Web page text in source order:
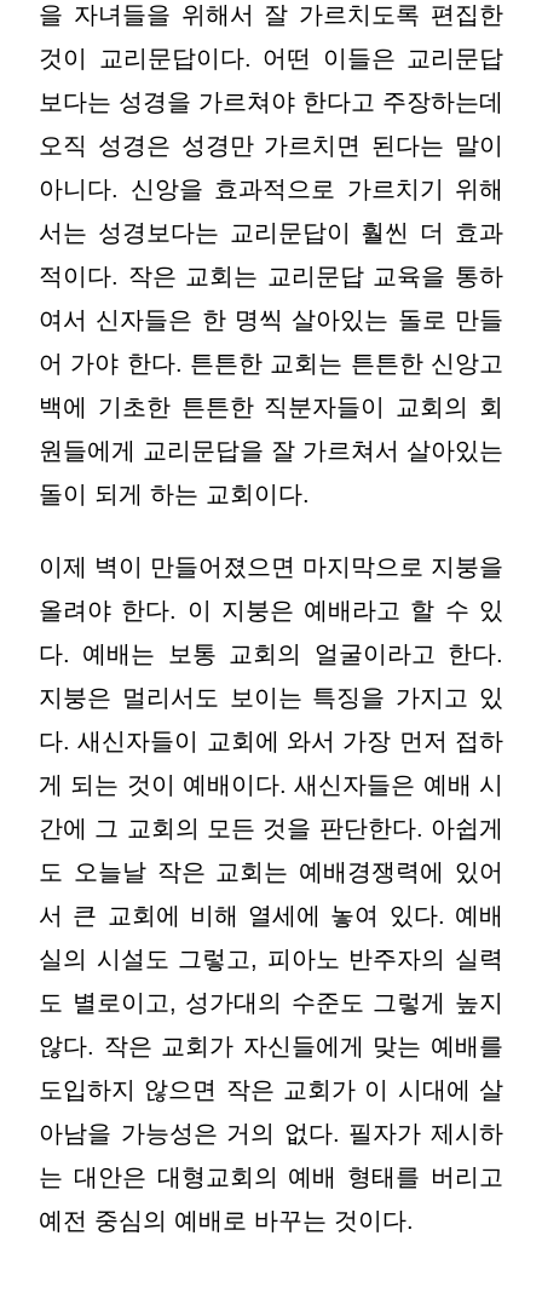
을 자녀들을 위해서 잘 가르치도록 편집한
것이 교리문답이다. 어떤 이들은 교리문답
보다는 성경을 가르쳐야 한다고 주장하는데
오직 성경은 성경만 가르치면 된다는 말이
아니다. 신앙을 효과적으로 가르치기 위해
서는 성경보다는 교리문답이 훨씬 더 효과
적이다. 작은 교회는 교리문답 교육을 통하
여서 신자들은 한 명씩 살아있는 돌로 만들
어 가야 한다. 튼튼한 교회는 튼튼한 신앙고
백에 기초한 튼튼한 직분자들이 교회의 회
원들에게 교리문답을 잘 가르쳐서 살아있는
돌이 되게 하는 교회이다.
이제 벽이 만들어졌으면 마지막으로 지붕을
올려야 한다. 이 지붕은 예배라고 할 수 있
다. 예배는 보통 교회의 얼굴이라고 한다.
지붕은 멀리서도 보이는 특징을 가지고 있
다. 새신자들이 교회에 와서 가장 먼저 접하
게 되는 것이 예배이다. 새신자들은 예배 시
간에 그 교회의 모든 것을 판단한다. 아쉽게
도 오늘날 작은 교회는 예배경쟁력에 있어
서 큰 교회에 비해 열세에 놓여 있다. 예배
실의 시설도 그렇고, 피아노 반주자의 실력
도 별로이고, 성가대의 수준도 그렇게 높지
않다. 작은 교회가 자신들에게 맞는 예배를
도입하지 않으면 작은 교회가 이 시대에 살
아남을 가능성은 거의 없다. 필자가 제시하
는 대안은 대형교회의 예배 형태를 버리고
예전 중심의 예배로 바꾸는 것이다.